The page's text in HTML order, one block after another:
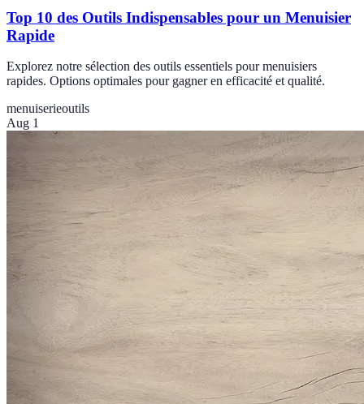
Top 10 des Outils Indispensables pour un Menuisier
Rapide
Explorez notre sélection des outils essentiels pour menuisiers
rapides. Options optimales pour gagner en efficacité et qualité.
menuiserieoutils
Aug 1